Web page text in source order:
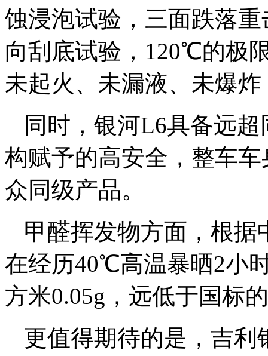
蚀浸泡试验，三面跌落
向刮底试验，120℃的极
未起火、未漏液、未爆
同时，银河L6具备远
构赋予的高安全，整车
众同级产品。
甲醛挥发物方面，根
在经历40℃高温暴晒2小
方米0.05g，远低于国标
更值得期待的是，吉